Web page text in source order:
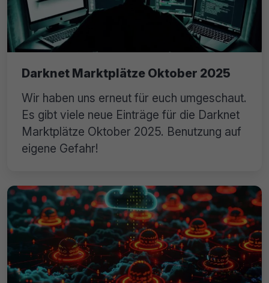
Darknet Marktplätze Oktober 2025
Wir haben uns erneut für euch umgeschaut.
Es gibt viele neue Einträge für die Darknet
Marktplätze Oktober 2025. Benutzung auf
eigene Gefahr!